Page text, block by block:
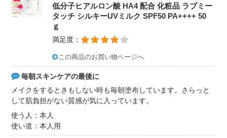
低分子ヒアルロン酸 HA4 配合 化粧品 ラブミー
タッチ シルキーUVミルク SPF50 PA++++ 50
ｇ
満足度：
この商品のお買い物ページへ
毎朝スキンケアの最後に
メイクをするときもしない時も毎朝塗布しています。さらっと
して肌負担がない質感が気に入っています。
使う人：本人
使い道：本人用